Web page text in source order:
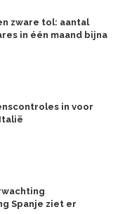
zware tol: aantal
in één maand bijna
in voor
Spanje ziet er